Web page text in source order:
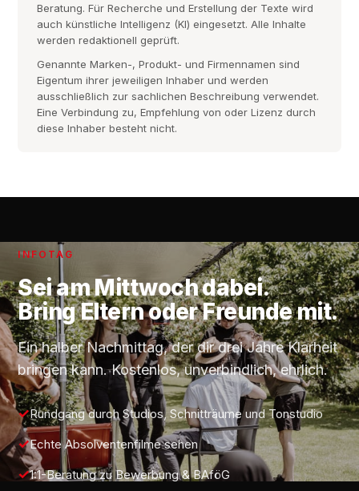
Beratung. Für Recherche und Erstellung der Texte wird
auch künstliche Intelligenz (KI) eingesetzt. Alle Inhalte
werden redaktionell geprüft.
Genannte Marken-, Produkt- und Firmennamen sind
Eigentum ihrer jeweiligen Inhaber und werden
ausschließlich zur sachlichen Beschreibung verwendet.
Eine Verbindung zu, Empfehlung von oder Lizenz durch
diese Inhaber besteht nicht.
INFOTAG
Sei amMittwochdabei.
Bring Eltern oder Freunde mit.
Ein halber Nachmittag, der dir drei Jahre Klarheit
bringen kann. Kostenlos, unverbindlich, ehrlich.
Rundgang durch Studios, Schnitträume und Tonstudio
Echte Absolventenfilme sehen
1:1-Beratung zu Bewerbung & BAföG